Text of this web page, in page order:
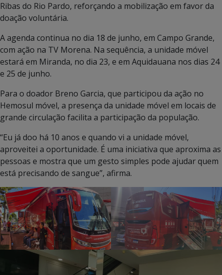
Ribas do Rio Pardo, reforçando a mobilização em favor da
doação voluntária.
A agenda continua no dia 18 de junho, em Campo Grande,
com ação na TV Morena. Na sequência, a unidade móvel
estará em Miranda, no dia 23, e em Aquidauana nos dias 24
e 25 de junho.
Para o doador Breno Garcia, que participou da ação no
Hemosul móvel, a presença da unidade móvel em locais de
grande circulação facilita a participação da população.
“Eu já doo há 10 anos e quando vi a unidade móvel,
aproveitei a oportunidade. É uma iniciativa que aproxima as
pessoas e mostra que um gesto simples pode ajudar quem
está precisando de sangue”, afirma.